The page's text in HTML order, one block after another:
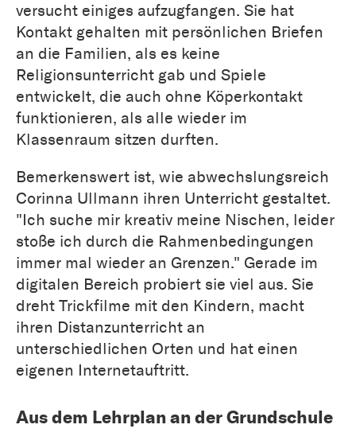
versucht einiges aufzugfangen. Sie hat
Kontakt gehalten mit persönlichen Briefen
an die Familien, als es keine
Religionsunterricht gab und Spiele
entwickelt, die auch ohne Köperkontakt
funktionieren, als alle wieder im
Klassenraum sitzen durften.
Bemerkenswert ist, wie abwechslungsreich
Corinna Ullmann ihren Unterricht gestaltet.
"Ich suche mir kreativ meine Nischen, leider
stoße ich durch die Rahmenbedingungen
immer mal wieder an Grenzen." Gerade im
digitalen Bereich probiert sie viel aus. Sie
dreht Trickfilme mit den Kindern, macht
ihren Distanzunterricht an
unterschiedlichen Orten und hat einen
eigenen Internetauftritt.
Aus dem Lehrplan an der Grundschule